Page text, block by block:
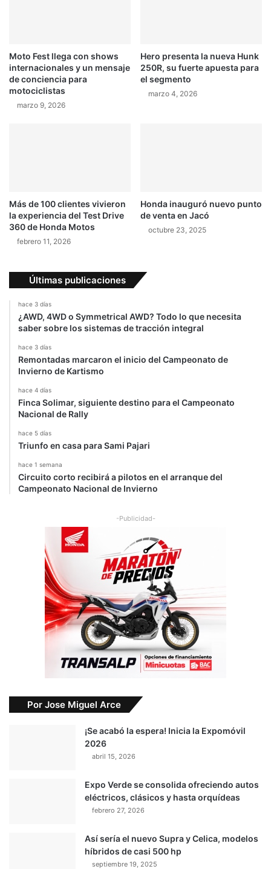
a
1
4
p
t
í
o
s
c
a
r
r
r
a
l
Moto Fest llega con shows
internacionales y un mensaje
de conciencia para
motociclistas
marzo 9, 2026
Hero presenta la nueva Hunk
250R, su fuerte apuesta para
el segmento
marzo 4, 2026
Más de 100 clientes vivieron
la experiencia del Test Drive
360 de Honda Motos
febrero 11, 2026
Honda inauguró nuevo punto
de venta en Jacó
octubre 23, 2025
Últimas publicaciones
hace 3 días
¿AWD, 4WD o Symmetrical AWD? Todo lo que necesita
saber sobre los sistemas de tracción integral
hace 3 días
Remontadas marcaron el inicio del Campeonato de
Invierno de Kartismo
hace 4 días
Finca Solimar, siguiente destino para el Campeonato
Nacional de Rally
hace 5 días
Triunfo en casa para Sami Pajari
hace 1 semana
Circuito corto recibirá a pilotos en el arranque del
Campeonato Nacional de Invierno
-Publicidad-
Por Jose Miguel Arce
¡Se acabó la espera! Inicia la Expomóvil
2026
abril 15, 2026
Expo Verde se consolida ofreciendo autos
eléctricos, clásicos y hasta orquídeas
febrero 27, 2026
Así sería el nuevo Supra y Celica, modelos
híbridos de casi 500 hp
septiembre 19, 2025